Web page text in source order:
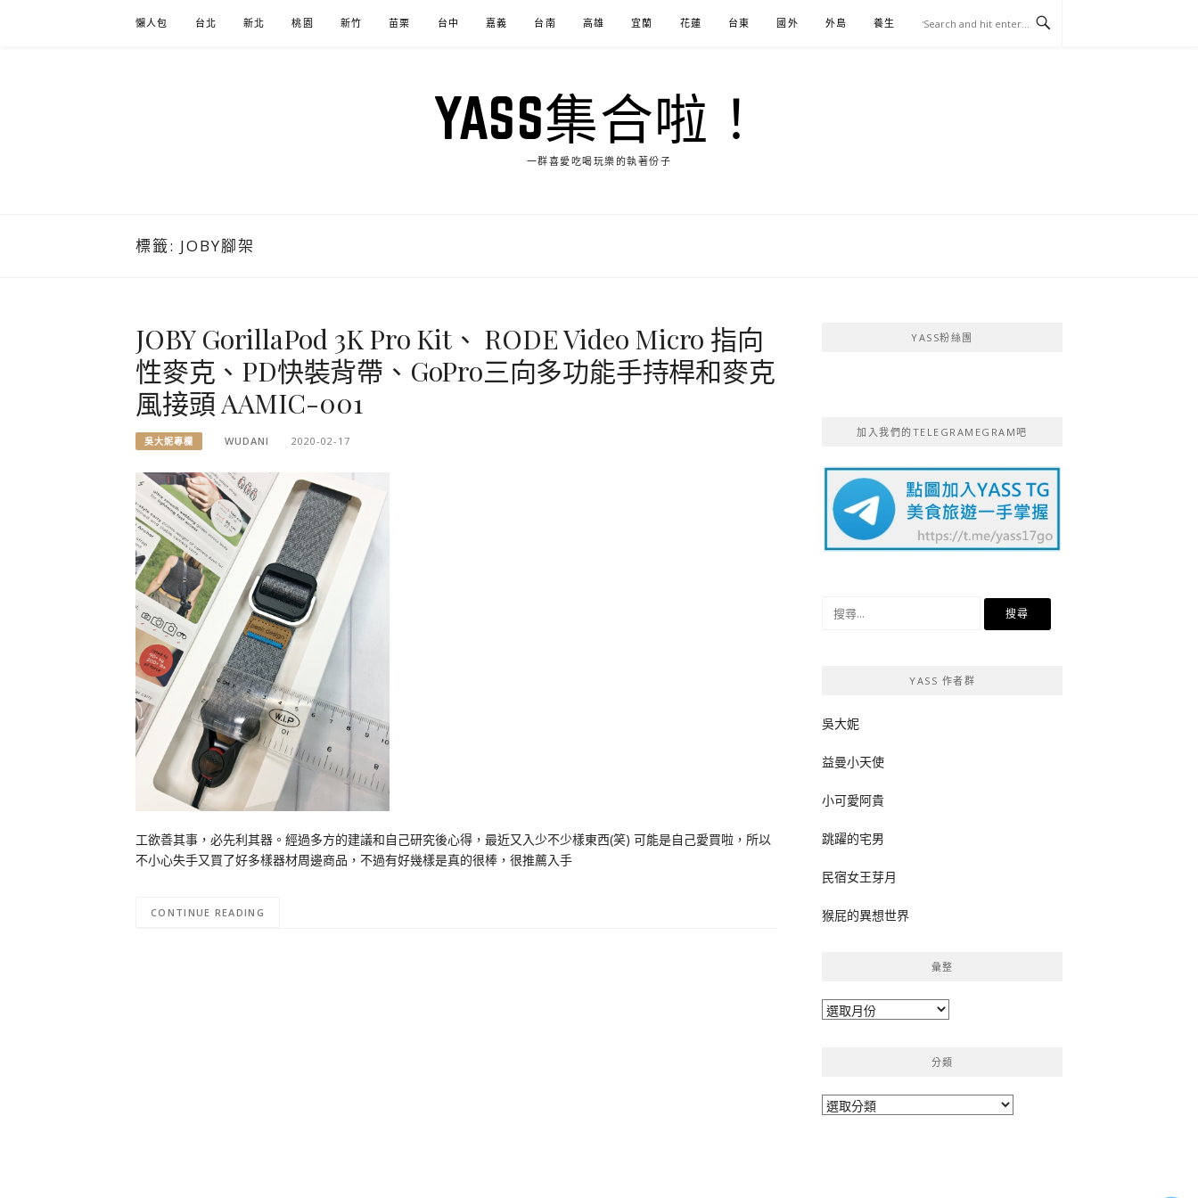
懶人包 台北 新北 桃園 新竹 苗栗 台中 嘉義 台南 高雄 宜蘭 花蓮 台東 國外 外島 養生 伴手禮
YASS集合啦！
一群喜愛吃喝玩樂的執著份子
標籤: JOBY腳架
JOBY GorillaPod 3K Pro Kit、 RODE Video Micro 指向
性麥克、PD快裝背帶、GoPro三向多功能手持桿和麥克
風接頭 AAMIC-001
吳大妮專欄 WUDANI 2020-02-17
工欲善其事，必先利其器。經過多方的建議和自己研究後心得，最近又入少不少樣東西(笑) 可能是自己愛買啦，所以
不小心失手又買了好多樣器材周邊商品，不過有好幾樣是真的很棒，很推薦入手
CONTINUE READING
YASS粉絲團
加入我們的TELEGRAMEGRAM吧
YASS 作者群
吳大妮
益曼小天使
小可愛阿貴
跳躍的宅男
民宿女王芽月
猴屁的異想世界
彙整
彙
分類
分